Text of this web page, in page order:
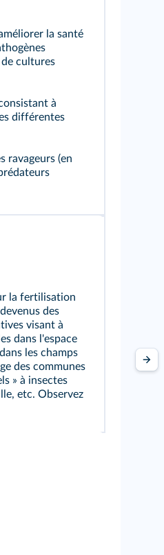
la santé
cultures
à
différentes
ravageurs (en
la fertilisation
des
visant à
dans l'espace
les champs
des communes
» à insectes
etc. Observez